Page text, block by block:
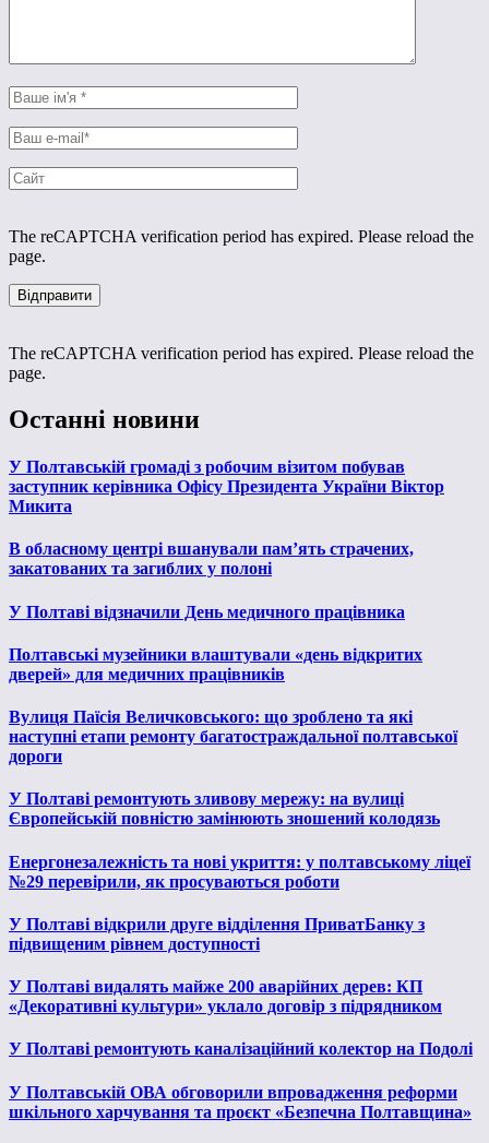
The reCAPTCHA verification period has expired. Please reload the
page.
The reCAPTCHA verification period has expired. Please reload the
page.
Останні новини
У Полтавській громаді з робочим візитом побував
заступник керівника Офісу Президента України Віктор
Микита
В обласному центрі вшанували пам’ять страчених,
закатованих та загиблих у полоні
У Полтаві відзначили День медичного працівника
Полтавські музейники влаштували «день відкритих
дверей» для медичних працівників
Вулиця Паїсія Величковського: що зроблено та які
наступні етапи ремонту багатостраждальної полтавської
дороги
У Полтаві ремонтують зливову мережу: на вулиці
Європейській повністю замінюють зношений колодязь
Енергонезалежність та нові укриття: у полтавському ліцеї
№29 перевірили, як просуваються роботи
У Полтаві відкрили друге відділення ПриватБанку з
підвищеним рівнем доступності
У Полтаві видалять майже 200 аварійних дерев: КП
«Декоративні культури» уклало договір з підрядником
У Полтаві ремонтують каналізаційний колектор на Подолі
У Полтавській ОВА обговорили впровадження реформи
шкільного харчування та проєкт «Безпечна Полтавщина»